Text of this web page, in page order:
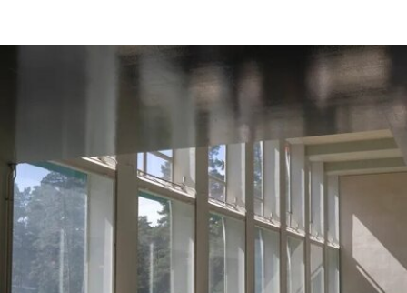
年。这批员工的最后工作日为8月14日。馆方表
示，这些员工可向即将接手的私营承包商重新申请
工会成员要求博物馆撤销这一决定，并发起请愿活
动，要求恢复保洁员工的职位。AICWU表示，截至
7月21日，请愿书已获得超过1900个签名。芝加哥
艺术学院一位发言人在接受《芝加哥太阳时报》采
访时表示：“芝加哥艺术学院高度重视每一位员工，
我们也非常感谢保洁团队每天付出的重要工作。我